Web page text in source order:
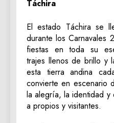
Táchira
El estado Táchira se
durante los Carnavales
fiestas en toda su
trajes llenos de brillo y
esta tierra andina
convierte en escenario
la alegría, la identidad y
a propios y visitantes.